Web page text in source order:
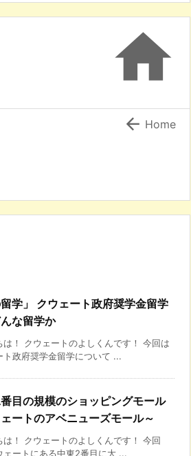

 Home
留学」 クウェート政府奨学金留学
な留学か
は！ クウェートのよしくんです！ 今回は
ト政府奨学金留学について ...
目の規模のショッピングモール
ートのアベニューズモール～
は！ クウェートのよしくんです！ 今回
ェートにある中東2番目に大 ...